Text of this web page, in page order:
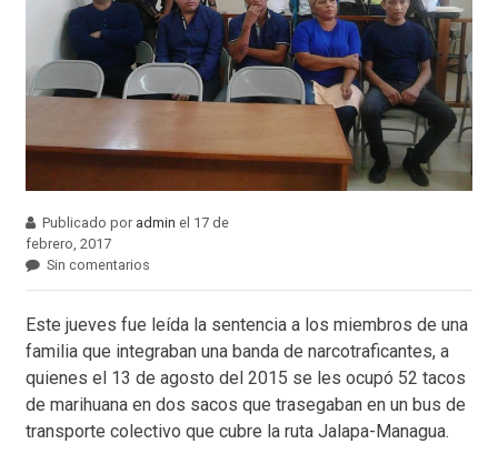
Publicado por admin el 17 de
febrero, 2017
Sin comentarios
Este jueves fue leída la sentencia a los miembros de una
familia que integraban una banda de narcotraficantes, a
quienes el 13 de agosto del 2015 se les ocupó 52 tacos
de marihuana en dos sacos que trasegaban en un bus de
transporte colectivo que cubre la ruta Jalapa-Managua.